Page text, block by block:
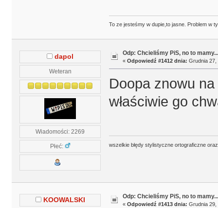
To ze jesteśmy w dupie,to jasne. Problem w
dapol
Weteran
Wiadomości: 2269
Płeć:
Odp: Chcieliśmy PiS, no to
« Odpowiedź #1412 dnia: Grudnia 27,
Doopa znowu
właściwie go
wszelkie błędy stylistyczne ortograficzne
KOOWALSKI Odp: Chcieliśmy PiS, no to
« Odpowiedź #1413 dnia: Grudnia 29,